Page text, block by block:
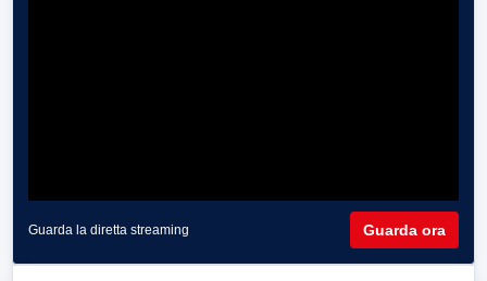
Guarda la diretta streaming Guarda ora